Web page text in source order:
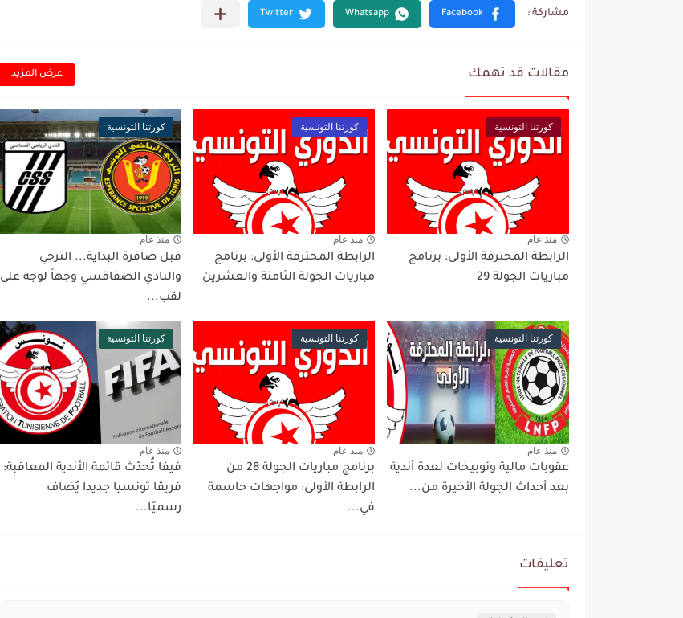
مقالات قد تهمك عرض المزيد
كورتنا التونسية
منذ عام
الرابطة المحترفة الأولى: برنامج
مباريات الجولة 29
كورتنا التونسية
منذ عام
الرابطة المحترفة الأولى: برنامج
مباريات الجولة الثامنة والعشرين
كورتنا التونسية
منذ عام
قبل صافرة البداية... الترجي
والنادي الصفاقسي وجهاً لوجه على
لقب...
كورتنا التونسية
منذ عام
عقوبات مالية وتوبيخات لعدة أندية
بعد أحداث الجولة الأخيرة من...
كورتنا التونسية
منذ عام
برنامج مباريات الجولة 28 من
الرابطة الأولى: مواجهات حاسمة
في...
كورتنا التونسية
منذ عام
فيفا تُحدّث قائمة الأندية المعاقبة:
فريقا تونسيا جديدا يُضاف
رسميًا...
تعليقات